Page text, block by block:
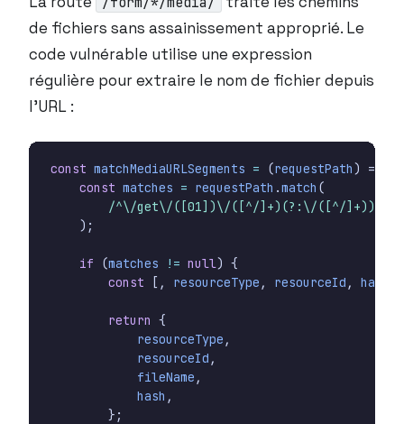
de fichiers sans assainissement approprié. Le
code vulnérable utilise une expression
régulière pour extraire le nom de fichier depuis
l’URL :
const matchMediaURLSegments = (requestPath) =>
const matches = requestPath .match (
/^\/get\/([01])\/([^/]+)(?:\/([^/]+))?\/
);
if (matches != null) {
const
[, resourceType , resourceId , hash
return {
resourceType ,
resourceId ,
fileName ,
hash ,
};